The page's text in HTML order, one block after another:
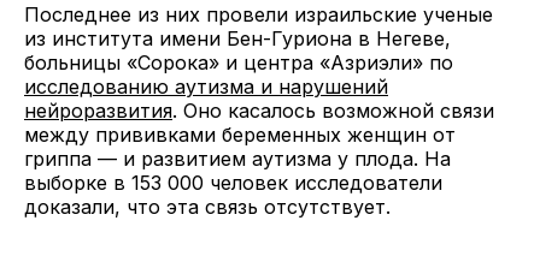
Последнее из них провели израильские ученые
из института имени Бен-Гуриона в Негеве,
больницы «Сорока» и центра «Азриэли» по
исследованию аутизма и нарушений
нейроразвития. Оно касалось возможной связи
между прививками беременных женщин от
гриппа — и развитием аутизма у плода. На
выборке в 153 000 человек исследователи
доказали, что эта связь отсутствует.